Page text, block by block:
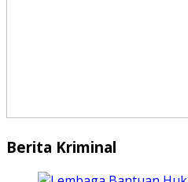
Berita Kriminal